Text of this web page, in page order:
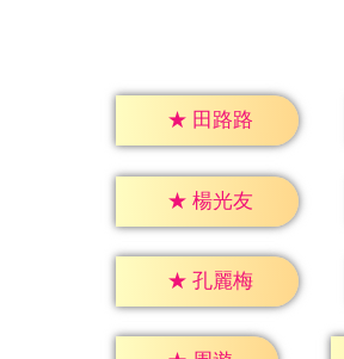
★ 田路路
★ 楊光友
★ 孔麗梅